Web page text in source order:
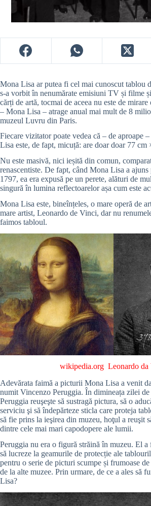
Mona Lisa ar putea fi cel mai cunoscut tablou
s-a vorbit în nenumărate emisiuni TV și filme
cărți de artă, tocmai de aceea nu este de mirare
– Mona Lisa – atrage anual mai mult de 8
muzeul Luvru din Paris.
Fiecare vizitator poate vedea că – de aproape
Lisa este, de fapt, micuță: are doar doar 77 cm
Nu este masivă, nici ieșită din comun,
renascentiste. De fapt, când Mona Lisa a
1797, ea era expusă pe un perete, alături de
singură în lumina reflectoarelor așa cum este
Mona Lisa este, bineînțeles, o mare operă de
mare artist, Leonardo de Vinci, dar nu
faimos tabloul.
wikipedia.org Leonardo da
Adevărata faimă a picturii Mona Lisa a venit
numit Vincenzo Peruggia. În dimineața zilei de
Peruggia reuşeşte să sustragă pictura, să o
serviciu şi să îndepărteze sticla care proteja
să fie prins la ieşirea din muzeu, hoţul a reuşit
dintre cele mai mari capodopere ale lumii.
Peruggia nu era o figură străină în muzeu. El a
să lucreze la geamurile de protecție ale
pentru o serie de picturi scumpe și frumoase
de la alte muzee. Prin urmare, de ce a ales să
Lisa?